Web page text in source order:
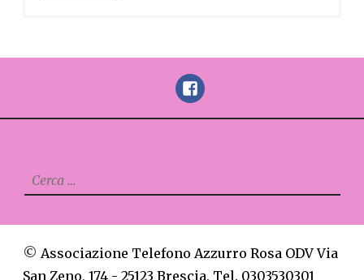
FaceBook
Ricerca
per:
© Associazione Telefono Azzurro Rosa ODV Via
San Zeno, 174 - 25123 Brescia, Tel. 0303530301